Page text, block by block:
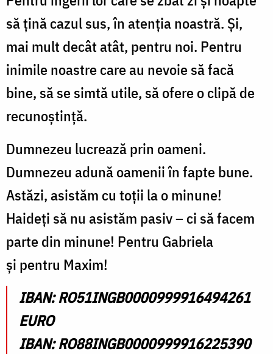
să țină cazul sus, în atenția noastră. Și,
mai mult decât atât, pentru noi. Pentru
inimile noastre care au nevoie să facă
bine, să se simtă utile, să ofere o clipă de
recunoștință.
Dumnezeu lucrează prin oameni.
Dumnezeu adună oamenii în fapte bune.
Astăzi, asistăm cu toții la o minune!
Haideți să nu asistăm pasiv – ci să facem
parte din minune! Pentru Gabriela
și pentru Maxim!
IBAN: RO51INGB0000999916494261
EURO
IBAN: RO88INGB0000999916225390